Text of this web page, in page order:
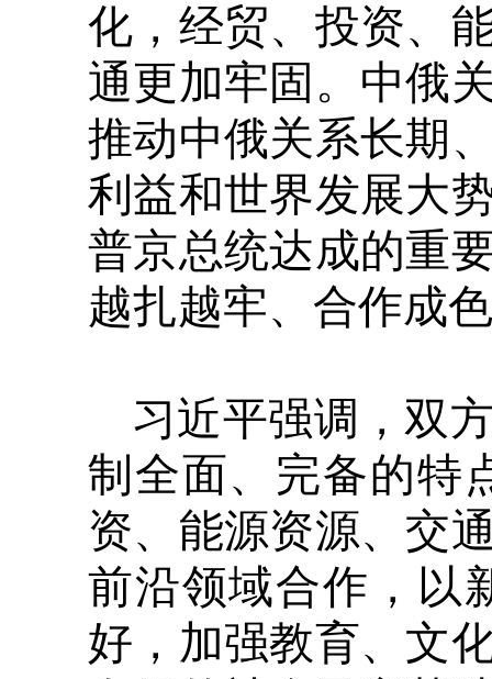
化，经贸、投资、
通更加牢固。中俄
推动中俄关系长期
利益和世界发展大
普京总统达成的重
越扎越牢、合作成
习近平强调，双
制全面、完备的特
资、能源资源、交
前沿领域合作，以
好，加强教育、文